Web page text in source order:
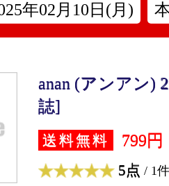
年02月10日(月)
anan (アンアン)
誌]
送料無料 799円
5点 / 1件